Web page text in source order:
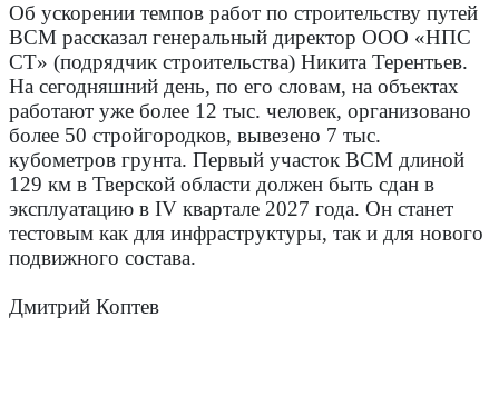
Об ускорении темпов работ по строительству путей
ВСМ рассказал генеральный директор ООО «НПС
СТ» (подрядчик строительства) Никита Терентьев.
На сегодняшний день, по его словам, на объектах
работают уже более 12 тыс. человек, организовано
более 50 стройгородков, вывезено 7 тыс.
кубометров грунта. Первый участок ВСМ длиной
129 км в Тверской области должен быть сдан в
эксплуатацию в IV квартале 2027 года. Он станет
тестовым как для инфраструктуры, так и для нового
подвижного состава.
Дмитрий Коптев